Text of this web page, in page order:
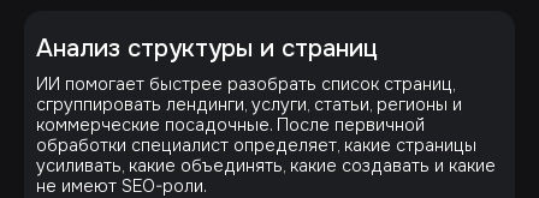
Анализ структуры и страниц
ИИ помогает быстрее разобрать список страниц,
сгруппировать лендинги, услуги, статьи, регионы и
коммерческие посадочные. После первичной
обработки специалист определяет, какие страницы
усиливать, какие объединять, какие создавать и какие
не имеют SEO-роли.